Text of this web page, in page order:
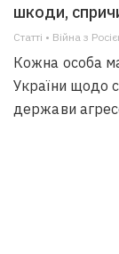
шкоди,
Статті • Війна з
Кожна особа
України щодо
держави